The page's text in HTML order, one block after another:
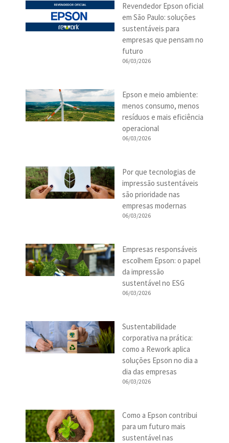
Revendedor Epson oficial
em São Paulo: soluções
sustentáveis para
empresas que pensam no
futuro
06/03/2026
Epson e meio ambiente:
menos consumo, menos
resíduos e mais eficiência
operacional
06/03/2026
Por que tecnologias de
impressão sustentáveis
são prioridade nas
empresas modernas
06/03/2026
Empresas responsáveis
escolhem Epson: o papel
da impressão
sustentável no ESG
06/03/2026
Sustentabilidade
corporativa na prática:
como a Rework aplica
soluções Epson no dia a
dia das empresas
06/03/2026
Como a Epson contribui
para um futuro mais
sustentável nas